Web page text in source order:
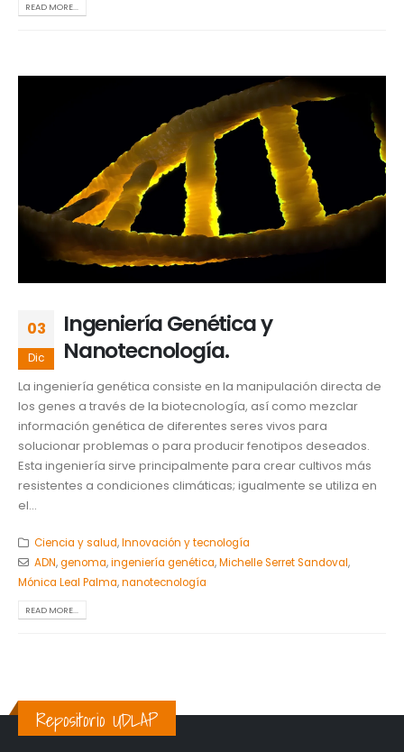
READ MORE...
03
Dic
Ingeniería Genética y
Nanotecnología.
La ingeniería genética consiste en la manipulación directa de
los genes a través de la biotecnología, así como mezclar
información genética de diferentes seres vivos para
solucionar problemas o para producir fenotipos deseados.
Esta ingeniería sirve principalmente para crear cultivos más
resistentes a condiciones climáticas; igualmente se utiliza en
el...
Ciencia y salud,Innovación y tecnología
ADN,genoma,ingeniería genética,Michelle Serret Sandoval,
Mónica Leal Palma,nanotecnología
READ MORE...
Repositorio UDLAP